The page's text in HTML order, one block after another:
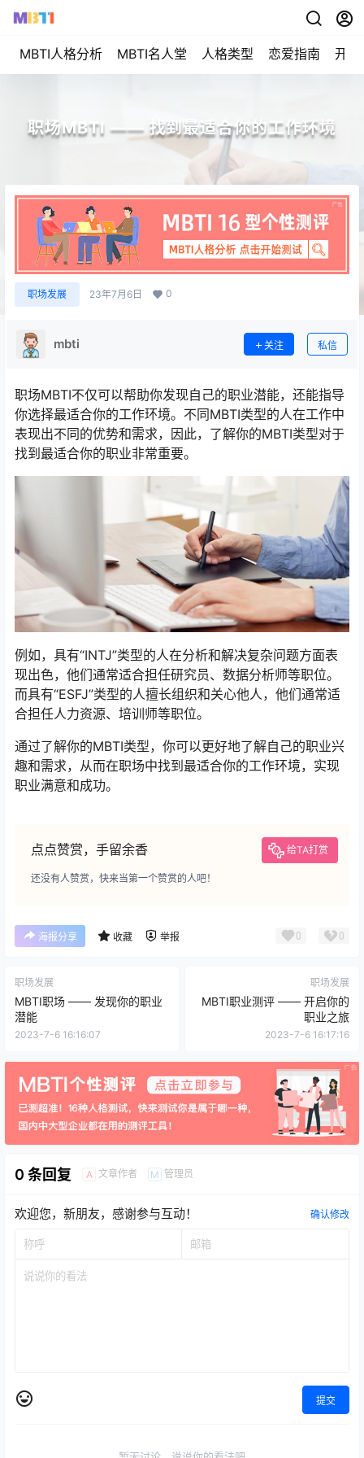
MBTI人格分析 MBTI名人堂 人格类型 恋爱指南 开始
职场MBTI —— 找到最适合你的工作环境
职场发展 23年7月6日 0
mbti 关注 私信
职场MBTI不仅可以帮助你发现自己的职业潜能，还能指导
你选择最适合你的工作环境。不同MBTI类型的人在工作中
表现出不同的优势和需求，因此，了解你的MBTI类型对于
找到最适合你的职业非常重要。
例如，具有“INTJ”类型的人在分析和解决复杂问题方面表
现出色，他们通常适合担任研究员、数据分析师等职位。
而具有“ESFJ”类型的人擅长组织和关心他人，他们通常适
合担任人力资源、培训师等职位。
通过了解你的MBTI类型，你可以更好地了解自己的职业兴
趣和需求，从而在职场中找到最适合你的工作环境，实现
职业满意和成功。
点点赞赏，手留余香 给TA打赏
还没有人赞赏，快来当第一个赞赏的人吧！
海报分享 收藏 举报 0 0
职场发展
MBTI职场 —— 发现你的职业
潜能
2023-7-6 16:16:07
职场发展
MBTI职业测评 —— 开启你的
职业之旅
2023-7-6 16:17:16
0 条回复 A 文章作者 M 管理员
欢迎您，新朋友，感谢参与互动！ 确认修改
提交